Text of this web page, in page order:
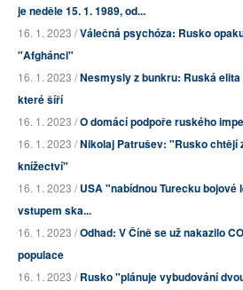
je neděle 15. 1. 1989, od...
16. 1. 2023 /Válečná psychóza: Rusko
"Afghánci"
16. 1. 2023 /Nesmysly z bunkru: Ruská
které šíří
16. 1. 2023 /O domácí podpoře ruského
16. 1. 2023 /Nikolaj Patrušev: "Rusko chtějí
knížectví"
16. 1. 2023 /USA "nabídnou Turecku bojové
vstupem ska...
16. 1. 2023 /Odhad: V Číně se už nakazilo
populace
16. 1. 2023 /Rusko "plánuje vybudování